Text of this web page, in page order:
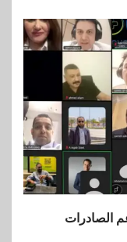
الصادرات